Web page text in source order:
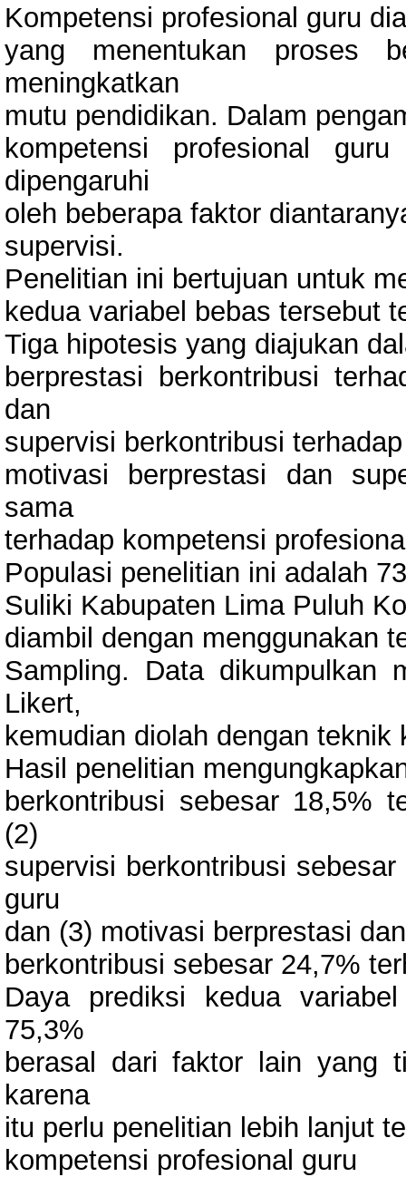
Kompetensi profesional guru
yang menentukan proses
meningkatkan
mutu pendidikan. Dalam
kompetensi profesional
dipengaruhi
oleh beberapa faktor
supervisi.
Penelitian ini bertujuan untuk
kedua variabel bebas tersebut
Tiga hipotesis yang diajukan
berprestasi berkontribusi
dan
supervisi berkontribusi
motivasi berprestasi dan
sama
terhadap kompetensi
Populasi penelitian ini adalah
Suliki Kabupaten Lima Puluh
diambil dengan menggunakan
Sampling. Data dikumpulkan
Likert,
kemudian diolah dengan teknik
Hasil penelitian
berkontribusi sebesar 18,5%
(2)
supervisi berkontribusi
guru
dan (3) motivasi berprestasi
berkontribusi sebesar 24,7%
Daya prediksi kedua
75,3%
berasal dari faktor lain yang
karena
itu perlu penelitian lebih lanjut
kompetensi profesional guru